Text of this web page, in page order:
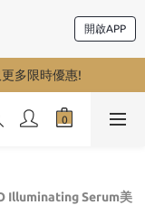
開啟APP
多限時優惠!
Illuminating Serum美